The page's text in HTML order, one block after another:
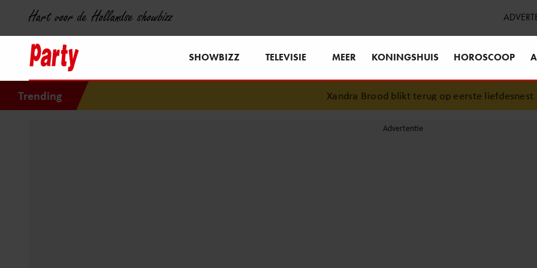
Hart voor de Hollandse showbizz
SHOWBIZZ TELEVISIE MEER KONINGSHUIS HOROSCOOP
Trending Xandra Brood blikt terug op eerste liefdesnest